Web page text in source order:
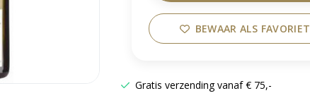
BEWAAR ALS FAVORIET
Gratis verzending vanaf € 75,-